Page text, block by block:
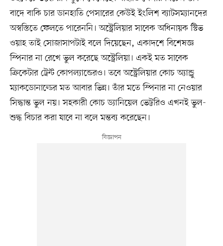
বাদে বাকি চার ডানহাতি পেসারের কেউই ইংলিশ ব্যাটসম্যানদের
অস্বস্তিতে ফেলতে পারেননি। অস্ট্রেলিয়ার সাবেক অধিনায়ক স্টিভ
ওয়াহ তাই সোজাসাপটাই বলে দিয়েছেন, একাদশে বিশেষজ্ঞ
স্পিনার না রেখে ভুল করেছে অস্ট্রেলিয়া। একই মত সাবেক
ক্রিকেটার ট্রেন্ট কোপল্যান্ডেরও। তবে অস্ট্রেলিয়ার কোচ অ্যান্ড্রু
ম্যাকডোনাল্ডের মত আবার ভিন্ন। তাঁর মতে স্পিনার না নেওয়ার
সিদ্ধান্ত ভুল নয়। সহকারী কোচ ড্যানিয়েল ভেট্টরিও এখনই ভুল-
শুদ্ধ বিচার করা যাবে না বলে মন্তব্য করেছেন।